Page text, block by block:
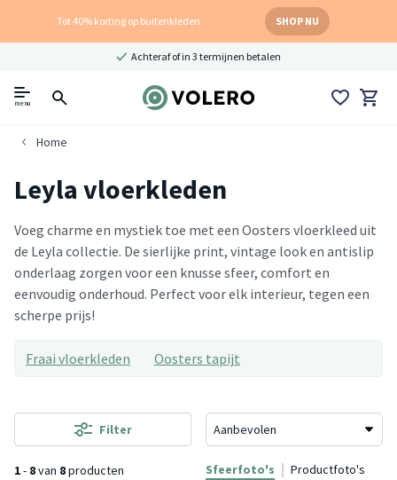
Tot 40% korting op buitenkleden SHOP NU
Achteraf of in 3 termijnen betalen
menu
Home
Leyla vloerkleden
Voeg charme en mystiek toe met een Oosters vloerkleed uit
de Leyla collectie. De sierlijke print, vintage look en antislip
onderlaag zorgen voor een knusse sfeer, comfort en
eenvoudig onderhoud. Perfect voor elk interieur, tegen een
scherpe prijs!
Fraai vloerkleden Oosters tapijt
1- 8van 8producten
Filter
Sfeerfoto's Productfoto's